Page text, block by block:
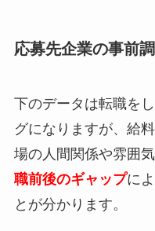
応募先企業の事前
下のデータは転職を
グになりますが、給
場の人間関係や雰囲
職前後のギャップに
とが分かります。